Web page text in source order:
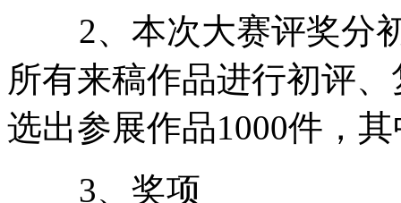
2、本次大赛评奖分初
所有来稿作品进行初评
选出参展作品1000件，
3、奖项